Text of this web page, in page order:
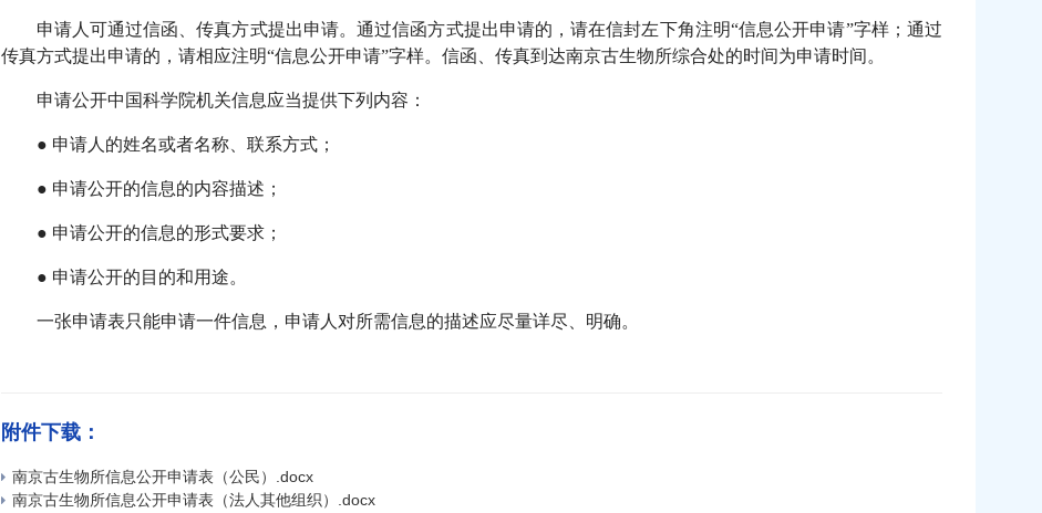
申请人可通过信函、传真方式提出申请。通过信函方式提出申请的，请在信封左下角注明“信息公开申请”字样；通过
传真方式提出申请的，请相应注明“信息公开申请”字样。信函、传真到达南京古生物所综合处的时间为申请时间。
申请公开中国科学院机关信息应当提供下列内容：
● 申请人的姓名或者名称、联系方式；
● 申请公开的信息的内容描述；
● 申请公开的信息的形式要求；
● 申请公开的目的和用途。
一张申请表只能申请一件信息，申请人对所需信息的描述应尽量详尽、明确。
附件下载：
南京古生物所信息公开申请表（公民）.docx
南京古生物所信息公开申请表（法人其他组织）.docx